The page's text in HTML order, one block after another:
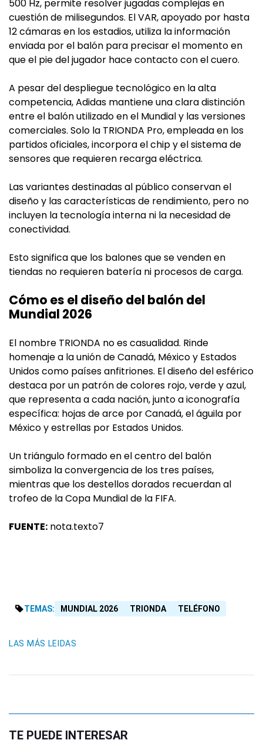
500 Hz, permite resolver jugadas complejas en
cuestión de milisegundos. El VAR, apoyado por hasta
12 cámaras en los estadios, utiliza la información
enviada por el balón para precisar el momento en
que el pie del jugador hace contacto con el cuero.
A pesar del despliegue tecnológico en la alta
competencia, Adidas mantiene una clara distinción
entre el balón utilizado en el Mundial y las versiones
comerciales. Solo la TRIONDA Pro, empleada en los
partidos oficiales, incorpora el chip y el sistema de
sensores que requieren recarga eléctrica.
Las variantes destinadas al público conservan el
diseño y las características de rendimiento, pero no
incluyen la tecnología interna ni la necesidad de
conectividad.
Esto significa que los balones que se venden en
tiendas no requieren batería ni procesos de carga.
Cómo es el diseño del balón del
Mundial 2026
El nombre TRIONDA no es casualidad. Rinde
homenaje a la unión de Canadá, México y Estados
Unidos como países anfitriones. El diseño del esférico
destaca por un patrón de colores rojo, verde y azul,
que representa a cada nación, junto a iconografía
específica: hojas de arce por Canadá, el águila por
México y estrellas por Estados Unidos.
Un triángulo formado en el centro del balón
simboliza la convergencia de los tres países,
mientras que los destellos dorados recuerdan al
trofeo de la Copa Mundial de la FIFA.
FUENTE: nota.texto7
TEMAS: MUNDIAL 2026 TRIONDA TELÉFONO
LAS MÁS LEIDAS
TE PUEDE INTERESAR